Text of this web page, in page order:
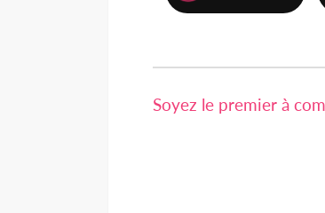
Soyez le premier à